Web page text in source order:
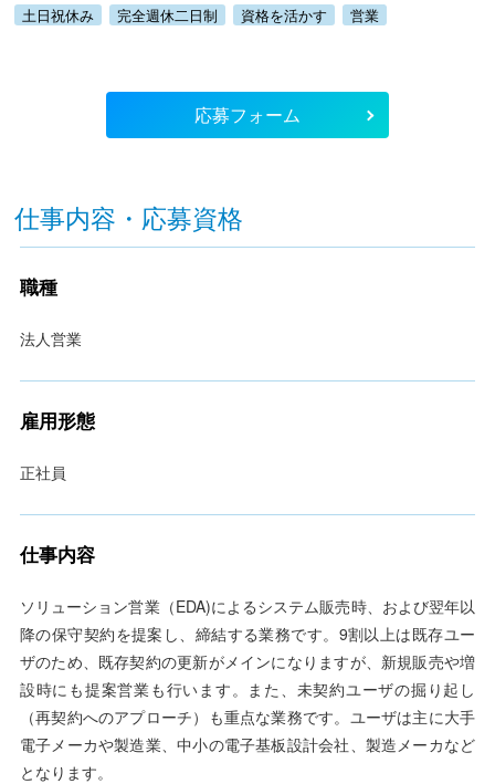
土日祝休み
完全週休二日制 資格を活かす 営業
応募フォーム
仕事内容・応募資格
職種
法人営業
雇用形態
正社員
仕事内容
ソリューション営業（EDA)によるシステム販売時、および翌年以
降の保守契約を提案し、締結する業務です。9割以上は既存ユー
ザのため、既存契約の更新がメインになりますが、新規販売や増
設時にも提案営業も行います。また、未契約ユーザの掘り起し
（再契約へのアプローチ）も重点な業務です。ユーザは主に大手
電子メーカや製造業、中小の電子基板設計会社、製造メーカなど
となります。